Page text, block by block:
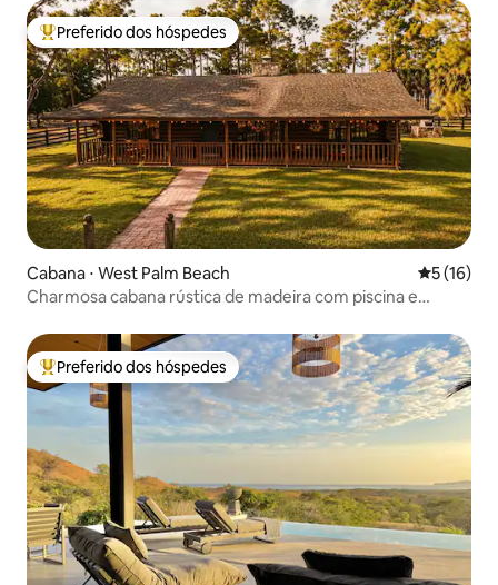
Entre os melhores preferidos dos hóspedes
Preferido dos hóspedes
Cabana ⋅ West Palm Beach 5 de uma
5 (16)
Charmosa cabana rústica de madeira com piscina e
Entre os melhores preferidos dos hóspedes
Preferido dos hóspedes